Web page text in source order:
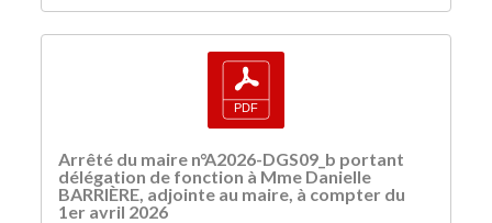
Arrêté du maire n°A2026-DGS09_b portant
délégation de fonction à Mme Danielle
BARRIÈRE, adjointe au maire, à compter du
1er avril 2026